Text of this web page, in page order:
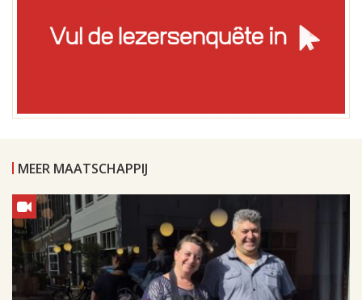
MEER MAATSCHAPPIJ